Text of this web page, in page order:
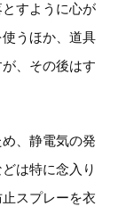
すように心が
うほか、道具
、その後はす
、静電気の発
は特に念入り
スプレーを衣